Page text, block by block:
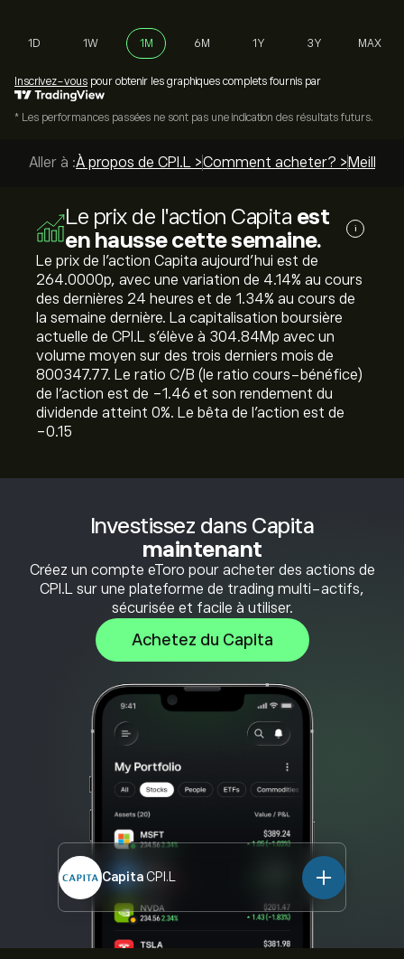
Investissez dans Capita
maintenant
Créez un compte eToro pour acheter des actions de
CPI.L sur une plateforme de trading multi-actifs,
sécurisée et facile à utiliser.
Achetez du Capita
CapitaCPI.L
1D 1W 1M 6M 1Y 3Y MAX
Inscrivez-vous pour obtenir les graphiques complets fournis par
* Les performances passées ne sont pas une indication des résultats futurs.
Aller à :À propos de CPI.L >Comment acheter? >
Le prix de l'action Capita est
en hausse cette semaine.
i
Le prix de l'action Capita aujourd'hui est de
264.0000‎p‎, avec une variation de ‎4.14‎% au cours
des dernières 24 heures et de ‎1.34‎% au cours de
la semaine dernière. La capitalisation boursière
actuelle de CPI.L s'élève à 304.84M‎p‎ avec un
volume moyen sur des trois derniers mois de
800347.77. Le ratio C/B (le ratio cours-bénéfice)
de l'action est de -1.46 et son rendement du
dividende atteint 0%. Le bêta de l'action est de
-0.15